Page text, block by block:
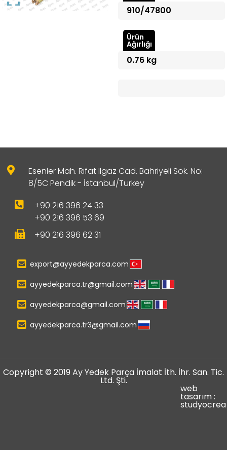
910/47800
Ürün
Ağırlığı
0.76 kg
Esenler Mah. Rıfat Ilgaz Cad. Bahriyeli Sok. No:
8/5C Pendik - İstanbul/Turkey
+90 216 396 24 33
+90 216 396 53 69
+90 216 396 62 31
export@ayyedekparca.com
ayyedekparca.tr@gmail.com
ayyedekparca@gmail.com
ayyedekparca.tr3@gmail.com
Copyright © 2019 Ay Yedek Parça İmalat İth. İhr. San. Tic.
Ltd. Şti.
web
tasarım :
studyocrea